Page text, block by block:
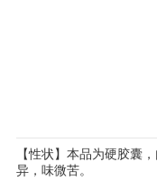
【性状】本品为硬胶囊
异，味微苦。